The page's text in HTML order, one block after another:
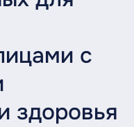
с
здоровья